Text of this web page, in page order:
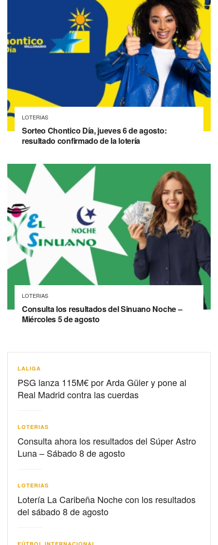
LOTERIAS
Sorteo Chontico Día, jueves 6 de agosto:
resultado confirmado de la lotería
LOTERIAS
Consulta los resultados del Sinuano Noche –
Miércoles 5 de agosto
LALIGA
PSG lanza 115M€ por Arda Güler y pone al
Real Madrid contra las cuerdas
LOTERIAS
Consulta ahora los resultados del Súper Astro
Luna – Sábado 8 de agosto
LOTERIAS
Lotería La Caribeña Noche con los resultados
del sábado 8 de agosto